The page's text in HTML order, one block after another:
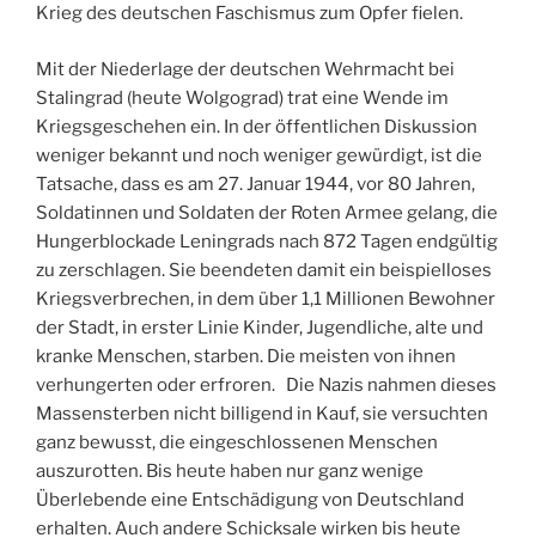
Krieg des deutschen Faschismus zum Opfer fielen.
Mit der Niederlage der deutschen Wehrmacht bei
Stalingrad (heute Wolgograd) trat eine Wende im
Kriegsgeschehen ein. In der öffentlichen Diskussion
weniger bekannt und noch weniger gewürdigt, ist die
Tatsache, dass es am 27. Januar 1944, vor 80 Jahren,
Soldatinnen und Soldaten der Roten Armee gelang, die
Hungerblockade Leningrads nach 872 Tagen endgültig
zu zerschlagen. Sie beendeten damit ein beispielloses
Kriegsverbrechen, in dem über 1,1 Millionen Bewohner
der Stadt, in erster Linie Kinder, Jugendliche, alte und
kranke Menschen, starben. Die meisten von ihnen
verhungerten oder erfroren. Die Nazis nahmen dieses
Massensterben nicht billigend in Kauf, sie versuchten
ganz bewusst, die eingeschlossenen Menschen
auszurotten. Bis heute haben nur ganz wenige
Überlebende eine Entschädigung von Deutschland
erhalten. Auch andere Schicksale wirken bis heute